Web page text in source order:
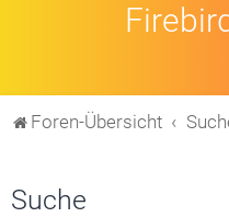
Foren-Übersicht
Suche